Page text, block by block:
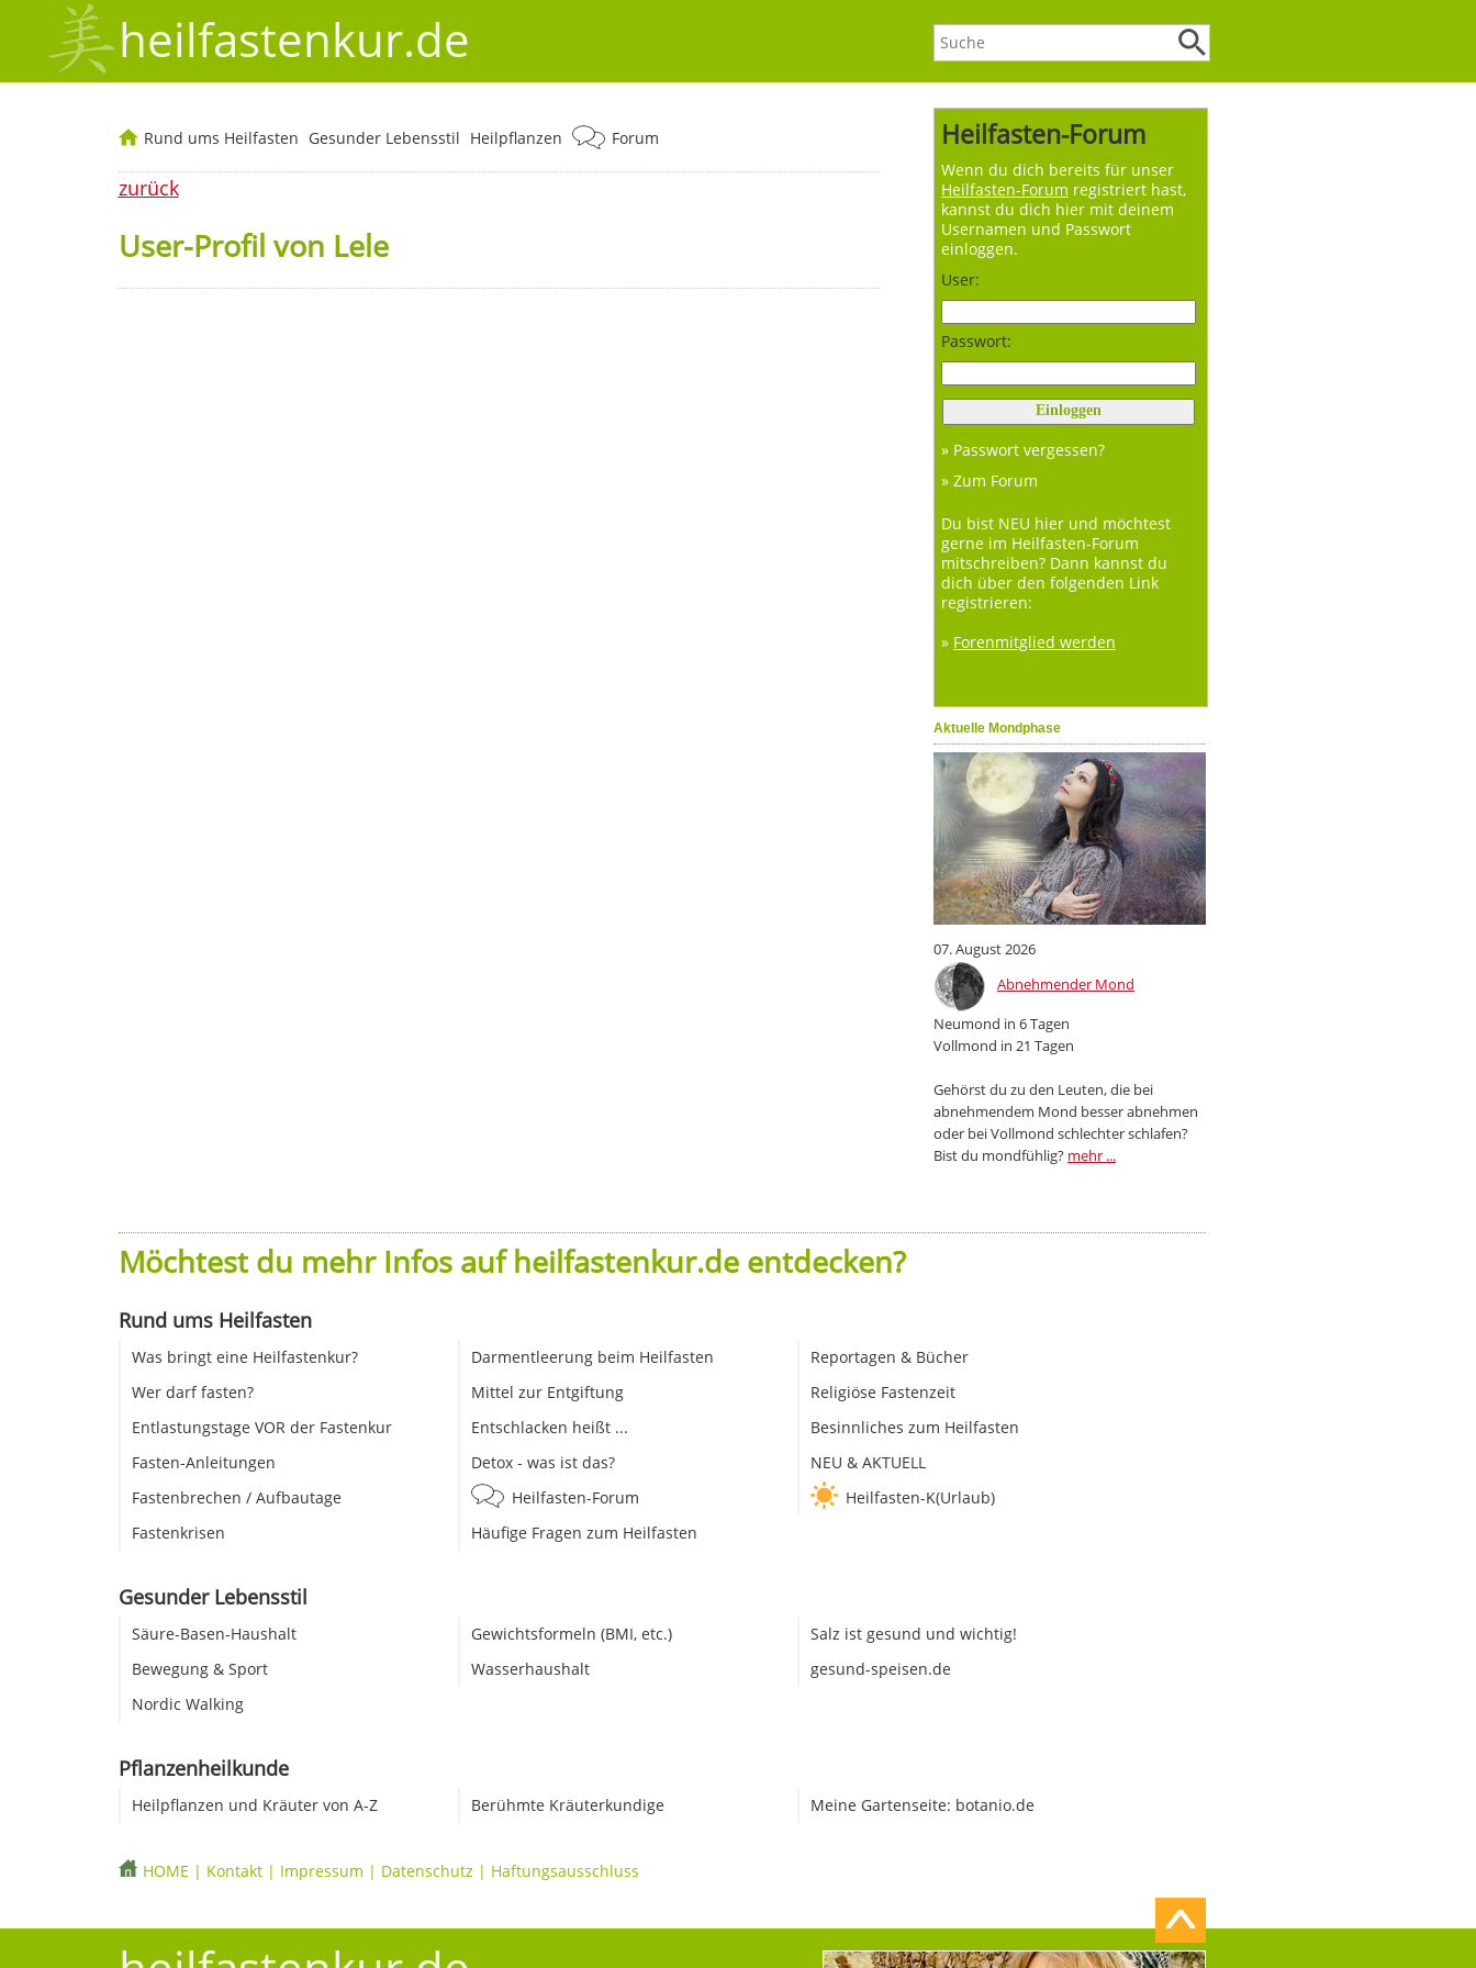
heilfastenkur.de
Heilfasten-Forum
Wenn du dich bereits für unser
Heilfasten-Forum registriert hast,
kannst du dich hier mit deinem
Usernamen und Passwort
einloggen.
User:
Passwort:
» Passwort vergessen?
» Zum Forum
Du bist NEU hier und möchtest
gerne im Heilfasten-Forum
mitschreiben? Dann kannst du
dich über den folgenden Link
registrieren:
» Forenmitglied werden
Aktuelle Mondphase
07. August 2026
Abnehmender Mond
Neumond in 6 Tagen
Vollmond in 21 Tagen
Gehörst du zu den Leuten, die bei
abnehmendem Mond besser abnehmen
oder bei Vollmond schlechter schlafen?
Bist du mondfühlig? mehr ...
Rund ums Heilfasten Gesunder Lebensstil Heilpflanzen Forum
zurück
User-Profil von Lele
Möchtest du mehr Infos auf heilfastenkur.de entdecken?
Rund ums Heilfasten
Was bringt eine Heilfastenkur?
Wer darf fasten?
Entlastungstage VOR der Fastenkur
Fasten-Anleitungen
Fastenbrechen / Aufbautage
Fastenkrisen
Darmentleerung beim Heilfasten
Mittel zur Entgiftung
Entschlacken heißt ...
Detox - was ist das?
Heilfasten-Forum
Häufige Fragen zum Heilfasten
Reportagen & Bücher
Religiöse Fastenzeit
Besinnliches zum Heilfasten
NEU & AKTUELL
Heilfasten-K(Urlaub)
Gesunder Lebensstil
Säure-Basen-Haushalt
Bewegung & Sport
Nordic Walking
Gewichtsformeln (BMI, etc.)
Wasserhaushalt
Salz ist gesund und wichtig!
gesund-speisen.de
Pflanzenheilkunde
Heilpflanzen und Kräuter von A-Z Berühmte Kräuterkundige Meine Gartenseite: botanio.de
HOME | Kontakt| Impressum | Datenschutz | Haftungsausschluss